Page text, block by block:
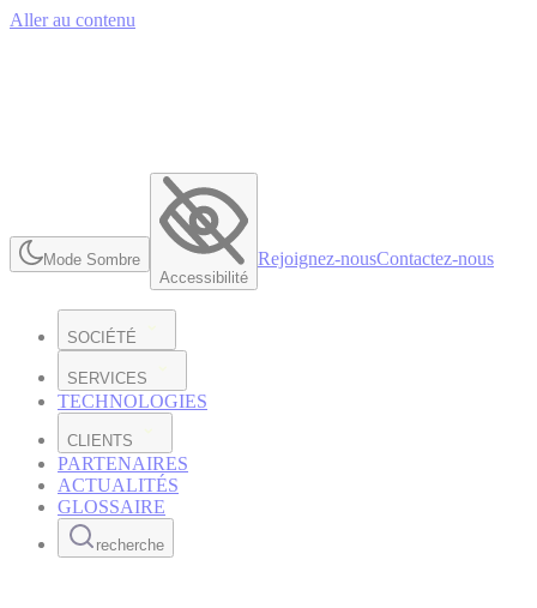
Aller au contenu
Mode Sombre
Accessibilité
Rejoignez-nousContactez-nous
SOCIÉTÉ
SERVICES
TECHNOLOGIES
CLIENTS
PARTENAIRES
ACTUALITÉS
GLOSSAIRE
recherche